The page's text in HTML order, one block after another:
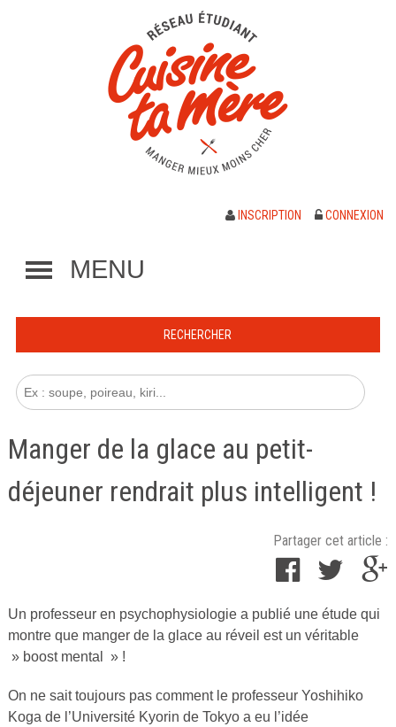
INSCRIPTION CONNEXION
MENU
Manger de la glace au petit-
déjeuner rendrait plus intelligent !
Partager cet article :
Publié
le
22
2017
par
Un professeur en psychophysiologie a publié une étude qui
montre que manger de la glace au réveil est un véritable
» boost mental » !
On ne sait toujours pas comment le professeur Yoshihiko
Koga de l’Université Kyorin de Tokyo a eu l’idée